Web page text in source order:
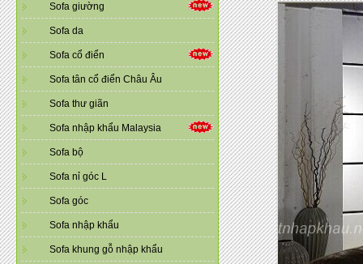
Sofa giường
Sofa da
Sofa cổ điển
Sofa tân cổ điển Châu Âu
Sofa thư giãn
Sofa nhập khẩu Malaysia
Sofa bộ
Sofa nỉ góc L
Sofa góc
Sofa nhập khẩu
Sofa khung gỗ nhập khẩu